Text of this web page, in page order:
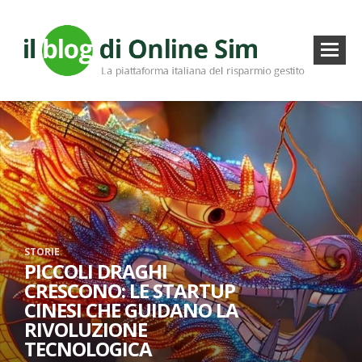
STORIE
PICCOLI DRAGHI
CRESCONO: LE STARTUP
CINESI CHE GUIDANO LA
RIVOLUZIONE
TECNOLOGICA